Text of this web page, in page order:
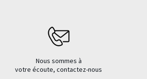
Nous sommes à
votre écoute, contactez-nous